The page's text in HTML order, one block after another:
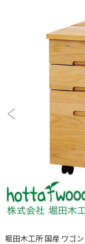
堀田木工所 国産 ワゴ